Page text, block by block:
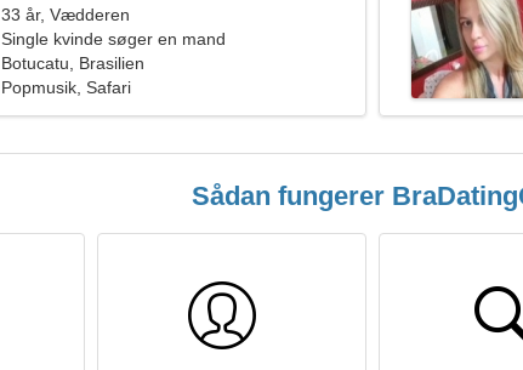
33 år, Vædderen
Single kvinde søger en mand
Botucatu, Brasilien
Popmusik, Safari
Sådan fungerer